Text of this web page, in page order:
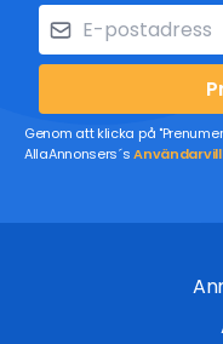
Genom att klicka på
AllaAnnonsers´s